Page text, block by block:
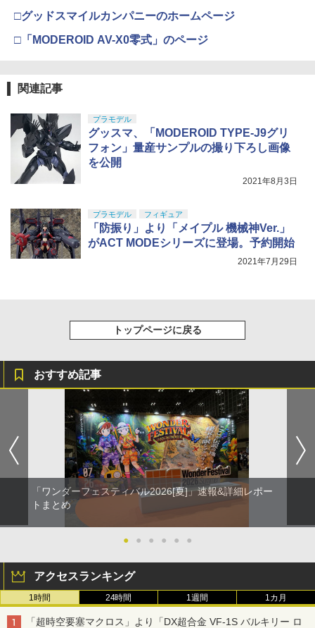
□グッドスマイルカンパニーのホームページ
□「MODEROID AV-X0零式」のページ
関連記事
プラモデル
グッスマ、「MODEROID TYPE-J9グリ
フォン」量産サンプルの撮り下ろし画像
を公開
2021年8月3日
プラモデル フィギュア
「防振り」より「メイプル 機械神Ver.」
がACT MODEシリーズに登場。予約開始
2021年7月29日
トップページに戻る
おすすめ記事
「ワンダーフェスティバル2026[夏]」速報&詳細レポー
トまとめ
● ● ● ● ● ●
アクセスランキング
1時間 24時間 1週間 1カ月
「超時空要塞マクロス」より「DX超合金 VF-1S バルキリー ロ